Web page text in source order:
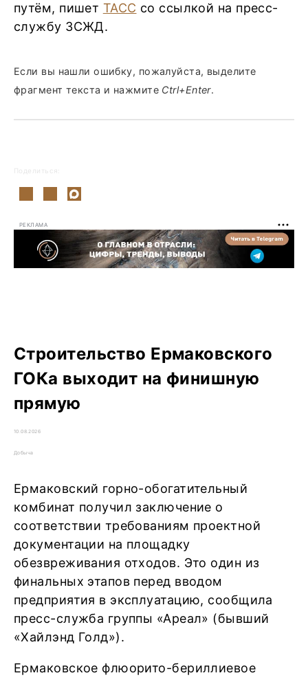
путём, пишет ТАСС со ссылкой на пресс-
службу ЗСЖД.
Если вы нашли ошибку, пожалуйста, выделите
фрагмент текста и нажмите Ctrl+Enter.
Поделиться:
РЕКЛАМА
Строительство Ермаковского
ГОКа выходит на финишную
прямую
10.08.2026
Добыча
Ермаковский горно-обогатительный
комбинат получил заключение о
соответствии требованиям проектной
документации на площадку
обезвреживания отходов. Это один из
финальных этапов перед вводом
предприятия в эксплуатацию, сообщила
пресс-служба группы «Ареал» (бывший
«Хайлэнд Голд»).
Ермаковское флюорито-бериллиевое